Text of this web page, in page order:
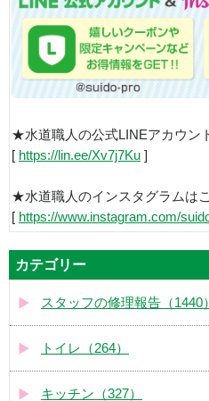
★水道職人の公式LINEアカウン
[ https://lin.ee/Xv7j7Ku ]
★水道職人のインスタグラムは
[ https://www.instagram.com/
カテゴリー
スタッフの修理報告（1440）
トイレ（264）
キッチン（327）